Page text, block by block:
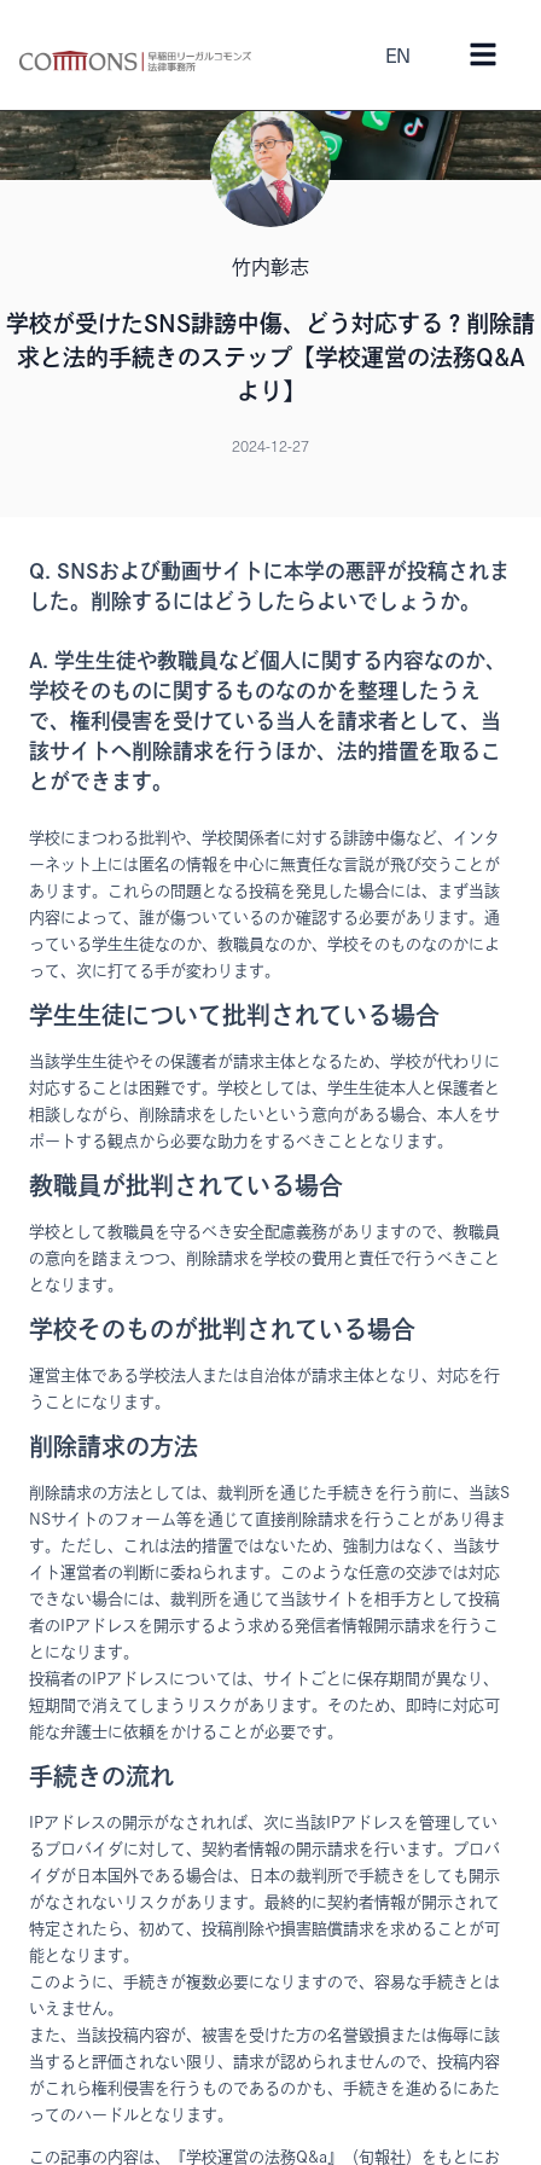
EN
竹内彰志
学校が受けたSNS誹謗中傷、どう対応する？削除請
求と法的手続きのステップ【学校運営の法務Q&A
より】
2024-12-27
Q. SNSおよび動画サイトに本学の悪評が投稿されま
した。削除するにはどうしたらよいでしょうか。
A. 学生生徒や教職員など個人に関する内容なのか、
学校そのものに関するものなのかを整理したうえ
で、権利侵害を受けている当人を請求者として、当
該サイトへ削除請求を行うほか、法的措置を取るこ
とができます。
学校にまつわる批判や、学校関係者に対する誹謗中傷など、インタ
ーネット上には匿名の情報を中心に無責任な言説が飛び交うことが
あります。これらの問題となる投稿を発見した場合には、まず当該
内容によって、誰が傷ついているのか確認する必要があります。通
っている学生生徒なのか、教職員なのか、学校そのものなのかによ
って、次に打てる手が変わります。
学生生徒について批判されている場合
当該学生生徒やその保護者が請求主体となるため、学校が代わりに
対応することは困難です。学校としては、学生生徒本人と保護者と
相談しながら、削除請求をしたいという意向がある場合、本人をサ
ポートする観点から必要な助力をするべきこととなります。
教職員が批判されている場合
学校として教職員を守るべき安全配慮義務がありますので、教職員
の意向を踏まえつつ、削除請求を学校の費用と責任で行うべきこと
となります。
学校そのものが批判されている場合
運営主体である学校法人または自治体が請求主体となり、対応を行
うことになります。
削除請求の方法
削除請求の方法としては、裁判所を通じた手続きを行う前に、当該S
NSサイトのフォーム等を通じて直接削除請求を行うことがあり得ま
す。ただし、これは法的措置ではないため、強制力はなく、当該サ
イト運営者の判断に委ねられます。このような任意の交渉では対応
できない場合には、裁判所を通じて当該サイトを相手方として投稿
者のIPアドレスを開示するよう求める発信者情報開示請求を行うこ
とになります。
投稿者のIPアドレスについては、サイトごとに保存期間が異なり、
短期間で消えてしまうリスクがあります。そのため、即時に対応可
能な弁護士に依頼をかけることが必要です。
手続きの流れ
IPアドレスの開示がなされれば、次に当該IPアドレスを管理してい
るプロバイダに対して、契約者情報の開示請求を行います。プロバ
イダが日本国外である場合は、日本の裁判所で手続きをしても開示
がなされないリスクがあります。最終的に契約者情報が開示されて
特定されたら、初めて、投稿削除や損害賠償請求を求めることが可
能となります。
このように、手続きが複数必要になりますので、容易な手続きとは
いえません。
また、当該投稿内容が、被害を受けた方の名誉毀損または侮辱に該
当すると評価されない限り、請求が認められませんので、投稿内容
がこれら権利侵害を行うものであるのかも、手続きを進めるにあた
ってのハードルとなります。
この記事の内容は、『学校運営の法務Q&a』（旬報社）をもとにお